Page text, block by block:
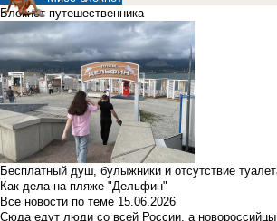
Блокнот путешественника
Бесплатный душ, булыжники и отсутствие
Как дела на пляже "Дельфин"
Все новости по теме 15.06.2026
Сюда едут люди со всей России, а